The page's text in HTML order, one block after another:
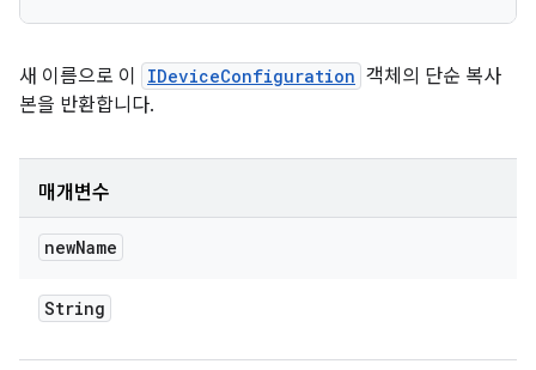
새 이름으로 이 IDeviceConfiguration 객체의 단순 복사
본을 반환합니다.
매개변수
newName
String